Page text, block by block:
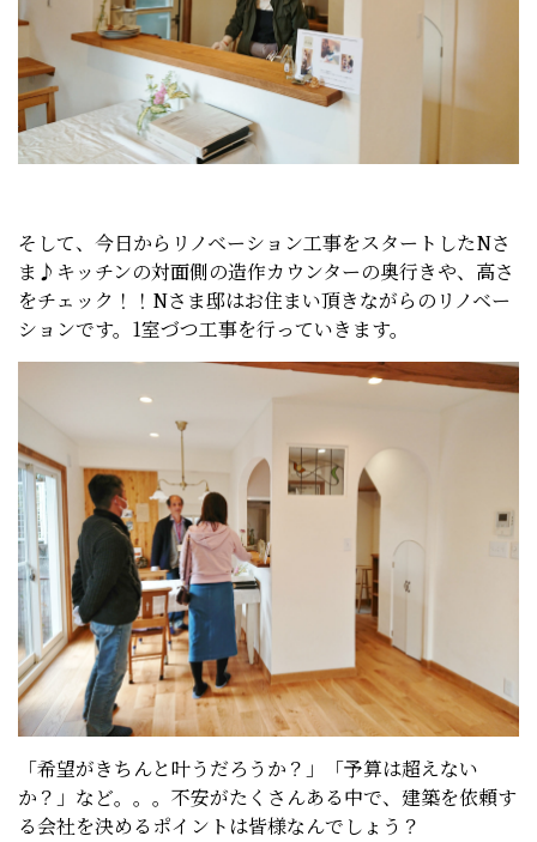
そして、今日からリノベーション工事をスタートしたNさ
ま♪キッチンの対面側の造作カウンターの奥行きや、高さ
をチェック！！Nさま邸はお住まい頂きながらのリノベー
ションです。1室づつ工事を行っていきます。
「希望がきちんと叶うだろうか？」「予算は超えない
か？」など。。。不安がたくさんある中で、建築を依頼す
る会社を決めるポイントは皆様なんでしょう？